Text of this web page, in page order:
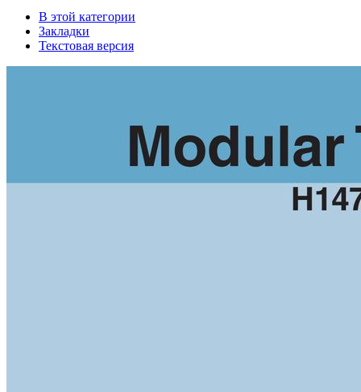
В этой категории
Закладки
Текстовая версия